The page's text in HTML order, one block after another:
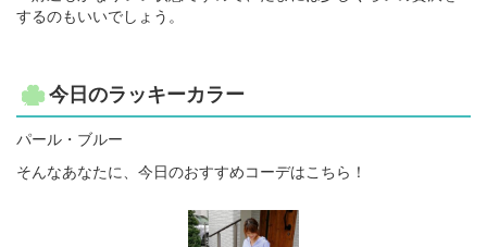
するのもいいでしょう。
今日のラッキーカラー
パール・ブルー
そんなあなたに、今日のおすすめコーデはこちら！